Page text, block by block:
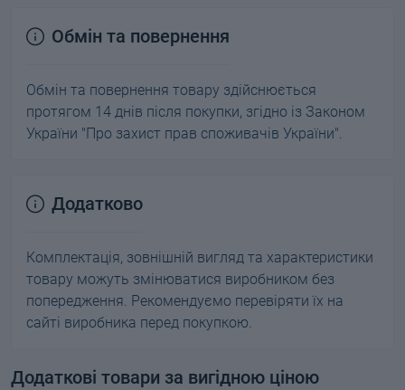
Обмін та повернення
Обмін та повернення товару здійснюється
протягом 14 днів після покупки, згідно із Законом
України "Про захист прав споживачів України".
Додатково
Комплектація, зовнішній вигляд та характеристики
товару можуть змінюватися виробником без
попередження. Рекомендуємо перевіряти їх на
сайті виробника перед покупкою.
Додаткові товари за вигідною ціною